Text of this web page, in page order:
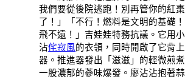
我們要從後院逃跑！別再管你的紅
了！」「不行！燃料是文明的基礎
飛不遠！」吉娃娃特務抗議。它用
沾侘寂風的衣領，同時開啟了它背
器。推進器發出「滋滋」的輕微煎
一股濃郁的蔘味爆發。廖沾沾抱著